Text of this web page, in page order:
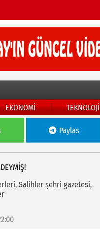
EKONOMİ TEKNOLOJİ
Paylas
Salihler şehri gazetesi,